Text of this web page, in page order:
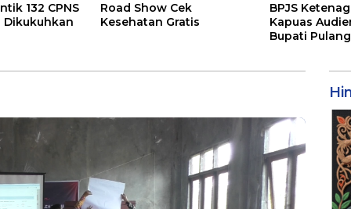
132 CPNS
Dikukuhkan
Road Show Cek
Kesehatan Gratis
BPJS
Kapuas
Bupati